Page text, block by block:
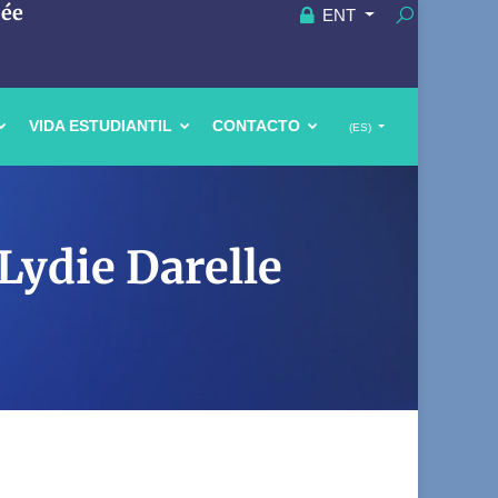
ENT
(ES)
VIDA ESTUDIANTIL CONTACTO
Darelle